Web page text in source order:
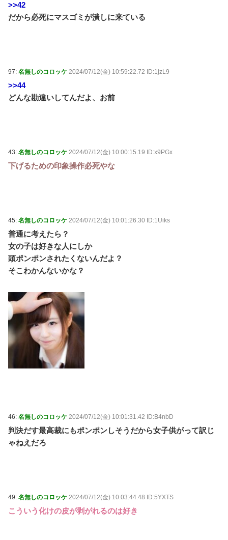
>>42
だから必死にマスゴミが潰しに来ている
97: 名無しのコロッケ 2024/07/12(金) 10:59:22.72 ID:1jzL9
>>44
どんな勘違いしてんだよ、お前
43: 名無しのコロッケ 2024/07/12(金) 10:00:15.19 ID:x9PGx
下げるための印象操作必死やな
45: 名無しのコロッケ 2024/07/12(金) 10:01:26.30 ID:1Uiks
普通に考えたら？
女の子は好きな人にしか
頭ポンポンされたくないんだよ？
そこわかんないかな？
46: 名無しのコロッケ 2024/07/12(金) 10:01:31.42 ID:B4nbD
判決だす最高裁にもポンポンしそうだから女子供がって訳じ
ゃねえだろ
49: 名無しのコロッケ 2024/07/12(金) 10:03:44.48 ID:5YXTS
こういう化けの皮が剥がれるのは好き